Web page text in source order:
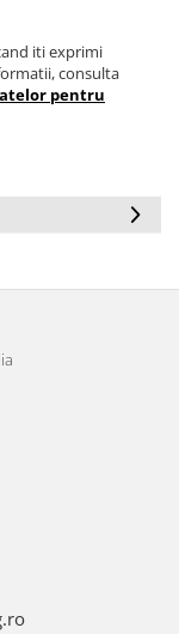
iti exprimi
consulta
pentru